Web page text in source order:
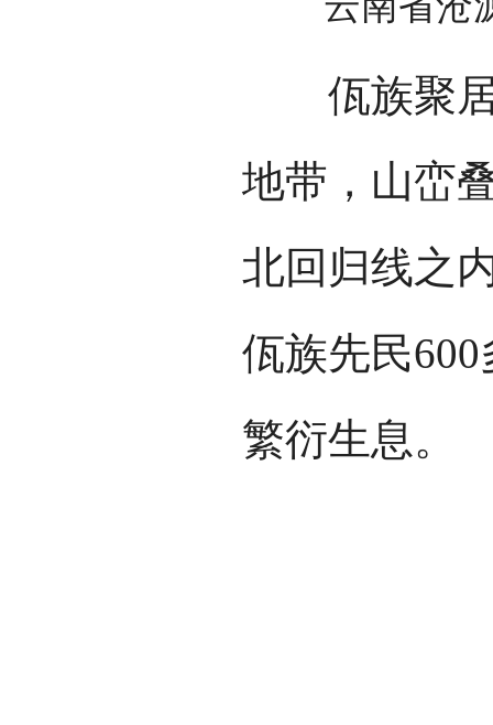
佤族聚居
地带，山峦
北回归线之
佤族先民
繁衍生息。